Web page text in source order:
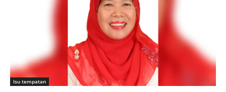
Isu tempatan